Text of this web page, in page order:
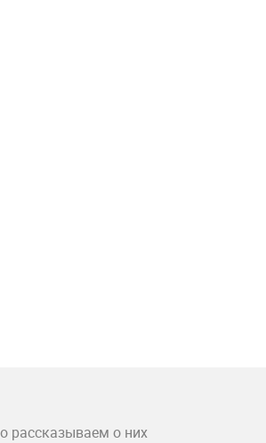
рассказываем о них